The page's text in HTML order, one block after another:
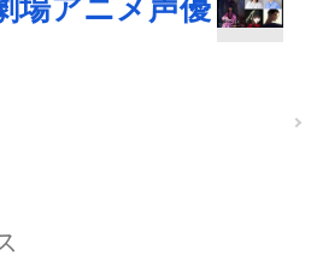
場アニメ声優